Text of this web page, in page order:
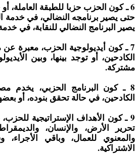
6 ـ كون الحزب حزبا للطبقة العاملة،
حتى يصير برنامجه النضالي، في خدمة
يصير البرنامج النضالي للنقابة، في
7 ـ كون أيديولوجية الحزب، معبرة عن
الكادحين، أو توجد بينها، وبين
مشتركة.
8 ـ كون البرنامج الحزبي، يخدم
الكادحين، في حالة تحقق بنوده، أو
9 ـ كون الأهداف الإستراتيجية
تحرير الأرض، والإنسان،
والمعنوي للعمال، وباقي
الاشتراكية.